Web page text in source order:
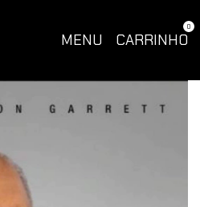
MENU CARRINHO
0